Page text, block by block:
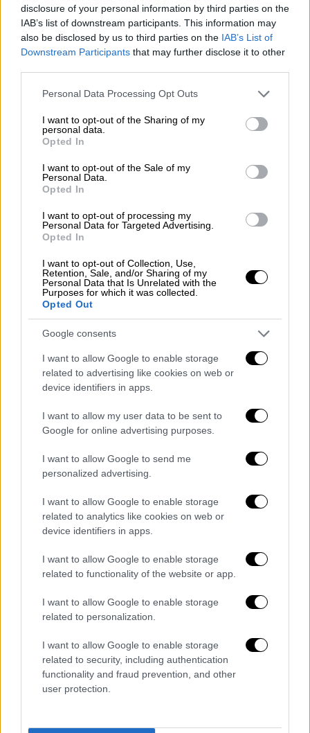
disclosure of your personal information by third parties on the
IAB’s list of downstream participants. This information may
also be disclosed by us to third parties on the IAB’s List of
Downstream Participants that may further disclose it to other
Please note that this website/app uses one or more Google
not limited to your visit or usage behaviour. You may click to
grant or deny consent to Google and its third-party tags to
use your data for below specified purposes in below Google
consent section.
Personal Data Processing Opt Outs
I want to opt-out of the Sharing of my
personal data.
Opted In
I want to opt-out of the Sale of my
Personal Data.
Opted In
I want to opt-out of processing my
Personal Data for Targeted Advertising.
Opted In
I want to opt-out of Collection, Use,
Retention, Sale, and/or Sharing of my
Personal Data that Is Unrelated with the
Purposes for which it was collected.
Opted Out
Google consents
I want to allow Google to enable storage
related to advertising like cookies on web or
device identifiers in apps.
I want to allow my user data to be sent to
Google for online advertising purposes.
I want to allow Google to send me
personalized advertising.
I want to allow Google to enable storage
related to analytics like cookies on web or
device identifiers in apps.
I want to allow Google to enable storage
related to functionality of the website or app.
I want to allow Google to enable storage
related to personalization.
I want to allow Google to enable storage
related to security, including authentication
functionality and fraud prevention, and other
user protection.
Το σχέδιο συζητήθηκε με το τουρκικό
Υπουργείο Ενέργειας στο πλαίσιο της
στρατηγικής για ενίσχυση της ανανεώσιμης
διεθνή τάση ενίσχυσης των ανανεώσιμων
πηγών ενέργειας. Εάν υλοποιηθεί,
αναμένεται να δώσει ώθηση στην τουρκική
οικονομία και να ενισχύσει τη γεωπολιτική
της θέση ως ενεργειακού κόμβου.
Προσκλητήριο Β. Μακεδονίας σε
Τούρκους επενδυτές
Η Βόρεια Μακεδονία απλώνει «κόκκινο χαλί»
για τουρκικές επενδύσεις, φιλοδοξώντας να
ενισχύσει την οικονομική συνεργασία με την
Τουρκία. Ο πρωθυπουργός Χρίστιαν
επιχειρηματίες να αξιοποιήσουν τις
ευκαιρίες της χώρας, υπογραμμίζοντας την
αρωγός στην ανάπτυξη των επενδύσεων.
επιχειρηματικού
φόρουμ«Διάλογος μεταξύ του
κυβέρνησης», ο Μίτσκοτσκι απηύθυνε
έκκληση για περισσότερες τουρκικές
επενδύσεις, υπογραμμίζοντας ότι «η
κυβέρνηση είναι έτοιμη να στηρίξει κάθε
επενδυτική προσπάθεια».
Παράλληλα, προγραμματίζεται επίσκεψη του
Τούρκου υπουργού Εμπορίου, Ομέρ Μπολάτ,
στα Σκόπια τον Δεκέμβριο, στο πλαίσιο του
Επιχειρηματικού Φόρουμ Τουρκίας-Βόρειας
Μακεδονίας, με στόχο τον διπλασιασμό του
διμερούς εμπορίου στα 2 δισεκατομμύρια